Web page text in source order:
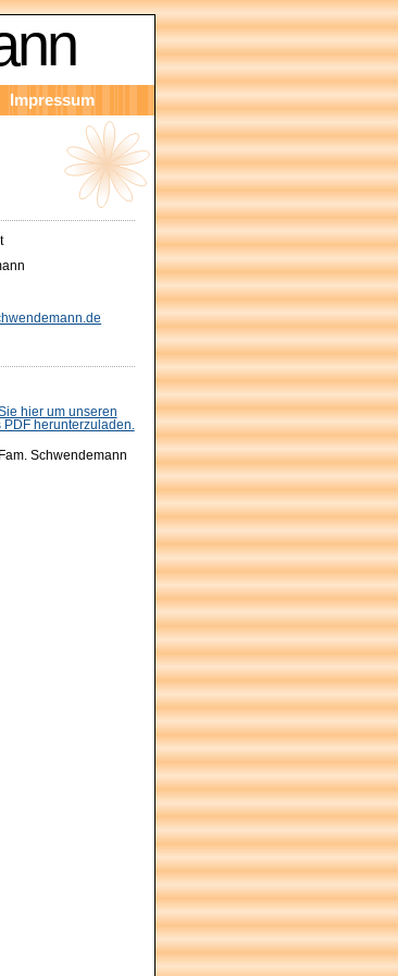
Impressum
hier um unseren
PDF herunterzuladen.
Schwendemann